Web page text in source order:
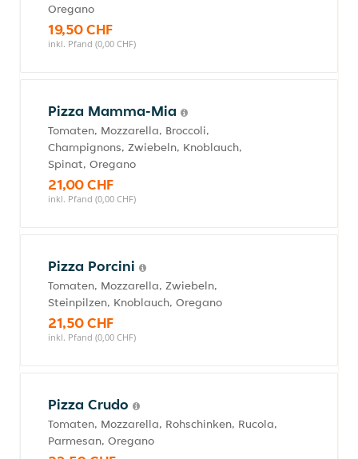
Oregano
19,50 CHF
inkl. Pfand (0,00 CHF)
Pizza Mamma-Mia
Tomaten, Mozzarella, Broccoli,
Champignons, Zwiebeln, Knoblauch,
Spinat, Oregano
21,00 CHF
inkl. Pfand (0,00 CHF)
Pizza Porcini
Tomaten, Mozzarella, Zwiebeln,
Steinpilzen, Knoblauch, Oregano
21,50 CHF
inkl. Pfand (0,00 CHF)
Pizza Crudo
Tomaten, Mozzarella, Rohschinken, Rucola,
Parmesan, Oregano